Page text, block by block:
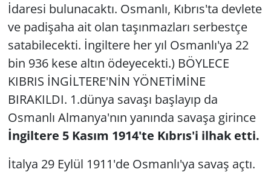
İdaresi bulunacaktı. Osmanlı, Kıbrıs'ta devlete
ve padişaha ait olan taşınmazları serbestçe
satabilecekti. İngiltere her yıl Osmanlı'ya 22
bin 936 kese altın ödeyecekti.) BÖYLECE
KIBRIS İNGİLTERE'NİN YÖNETİMİNE
BIRAKILDI. 1.dünya savaşı başlayıp da
Osmanlı Almanya'nın yanında savaşa girince
İngiltere 5 Kasım 1914'te Kıbrıs'i ilhak etti.
İtalya 29 Eylül 1911'de Osmanlı'ya savaş açtı.